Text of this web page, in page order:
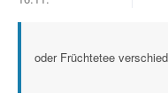
oder Früchtetee